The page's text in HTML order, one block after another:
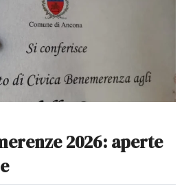
2026: aperte